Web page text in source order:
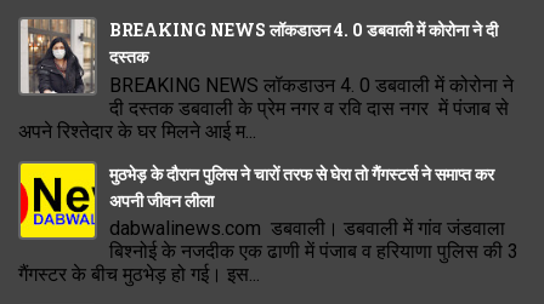
BREAKING NEWS लॉकडाउन 4. 0 डबवाली में कोरोना ने दी
दस्तक
BREAKING NEWS लॉकडाउन 4. 0 डबवाली में कोरोना ने
दी दस्तक डबवाली के प्रेम नगर व रवि दास नगर में पंजाब से
अपने रिश्तेदार के घर मिलने आई म...
मुठभेड़ के दौरान पुलिस ने चारों तरफ से घेरा तो गैंगस्टर्स ने समाप्त कर
अपनी जीवन लीला
dabwalinews.com डबवाली। डबवाली में गांव जंडवाला
बिश्नोई के नजदीक एक ढाणी में पंजाब व हरियाणा पुलिस की 3
गैंगस्टर के बीच मुठभेड़ हो गई। इस...